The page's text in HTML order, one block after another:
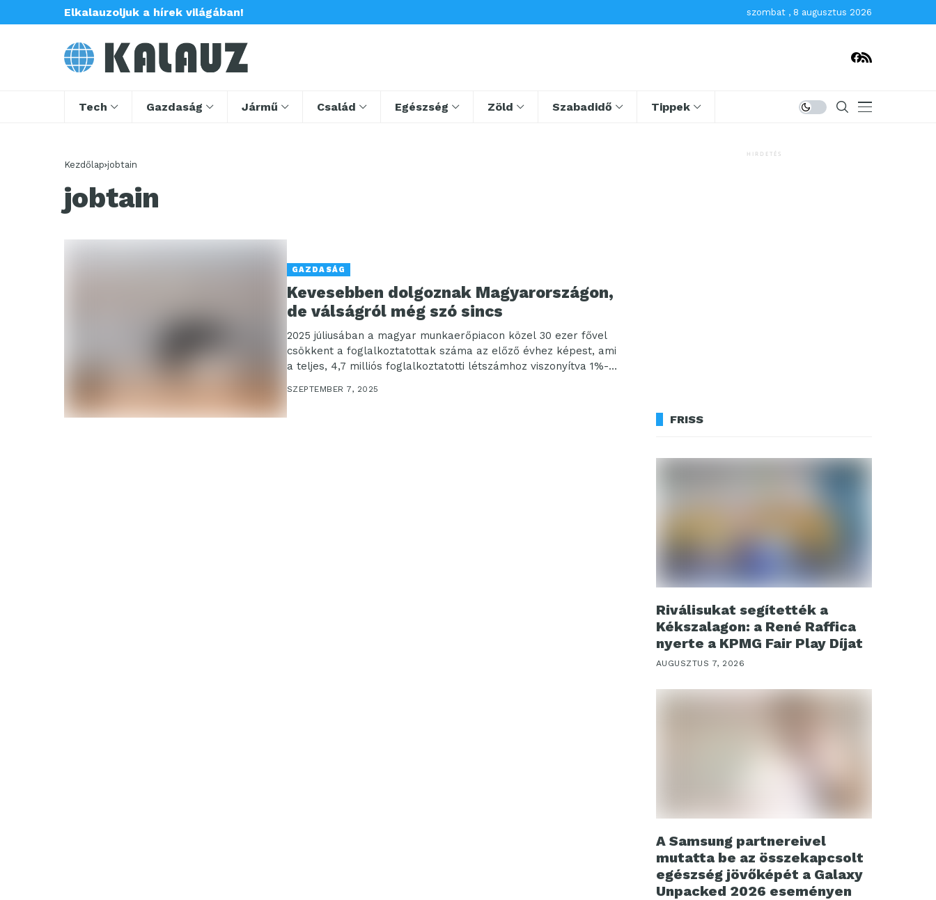
Elkalauzoljuk a hírek világában! szombat , 8 augusztus 2026
Tech Gazdaság Jármű Család Egészség Zöld Szabadidő Tippek
Kezdőlap jobtain
jobtain
GAZDASÁG
Kevesebben dolgoznak Magyarországon,
de válságról még szó sincs
2025 júliusában a magyar munkaerőpiacon közel 30 ezer fővel
csökkent a foglalkoztatottak száma az előző évhez képest, ami
a teljes, 4,7 milliós foglalkoztatotti létszámhoz viszonyítva 1%-
SZEPTEMBER 7, 2025
HIRDETÉS
FRISS
Riválisukat segítették a
Kékszalagon: a René Raffica
nyerte a KPMG Fair Play Díjat
AUGUSZTUS 7, 2026
A Samsung partnereivel
mutatta be az összekapcsolt
egészség jövőképét a Galaxy
Unpacked 2026 eseményen